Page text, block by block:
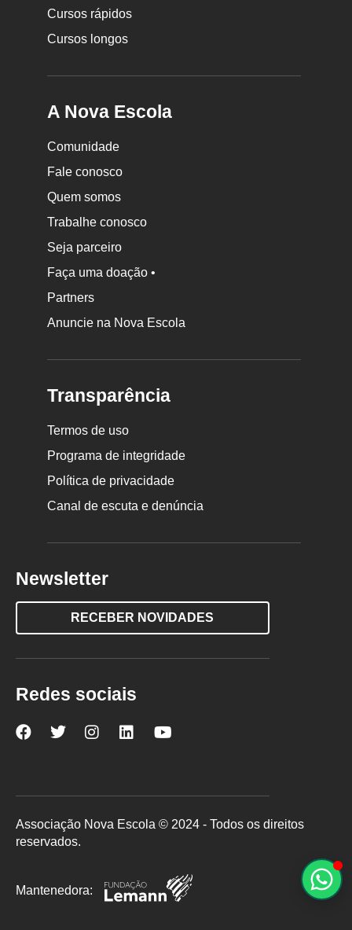
Cursos rápidos
Cursos longos
A Nova Escola
Comunidade
Fale conosco
Quem somos
Trabalhe conosco
Seja parceiro
Faça uma doação •
Partners
Anuncie na Nova Escola
Transparência
Termos de uso
Programa de integridade
Política de privacidade
Canal de escuta e denúncia
Newsletter
RECEBER NOVIDADES
Redes sociais
Nova
Facebook
Nova
Twitter
Nova
Instagram
Nova
LinkedInYouTube
Associação Nova Escola © 2024 - Todos os direitos
reservados.
Mantenedora: